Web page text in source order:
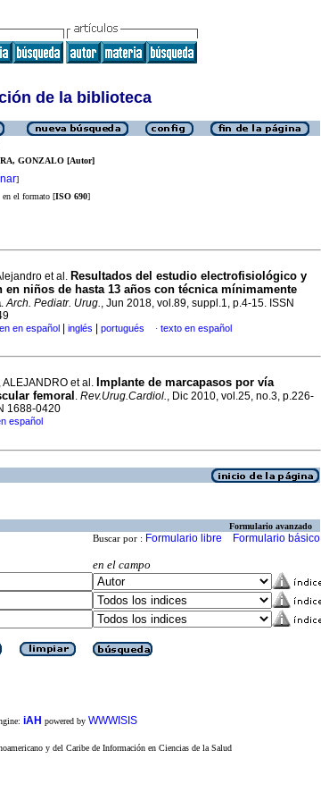
de la biblioteca
GONZALO [Autor]
]
en el formato [ISO 690]
et al. Resultados del estudio electrofisiológico y
en niños de hasta 13 años con técnica mínimamente
.Arch. Pediatr. Urug., Jun 2018, vol.89, suppl.1, p.4-15. ISSN
en español inglés portugués · texto en español
ALEJANDRO et al. Implante de marcapasos por vía
femoral . Rev.Urug.Cardiol., Dic 2010, vol.25, no.3, p.226-
1688-0420
español
Formulario avanzado
Buscar por : Formulario libre Formulario básico
en el campo
iAH powered by WWWISIS
y del Caribe de Información en Ciencias de la Salud